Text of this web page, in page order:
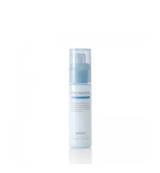
やかな肌に導きます。*1 ポーラ化
成独自の（Ｃ１２－２０）アルキル
ルから、汚れをはね返す水の膜をつ
くる技術が日本初（2024年12月時
*2 オルビス内でかつてないオイル
クレンジングのこと*3 ポーラ化成
独自の（Ｃ１２－２０）アルキルグ
による唇の乾燥を防ぐため、一部の
色素に特殊コーティング処理(*4)を
成分(*5)も配合。しっとり感をキー
プし、ぷるんとした唇に。さっとひ
人の肌に血色感を与え、唇を自然に
美しく彩る色設計です。*1 メイク
効果による*2 水添ポリイソブテン